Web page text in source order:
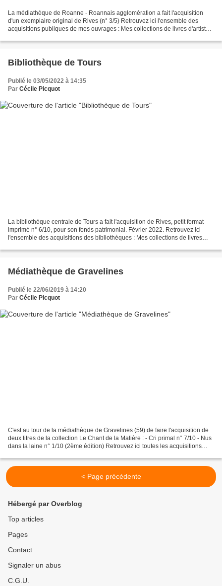
La médiathèque de Roanne - Roannais agglomération a fait l'acquisition
d'un exemplaire original de Rives (n° 3/5) Retrouvez ici l'ensemble des
acquisitions publiques de mes ouvrages : Mes collections de livres d'artiste
Bibliothèque de Tours
Publié le 03/05/2022 à 14:35
Par Cécile Picquot
La bibliothèque centrale de Tours a fait l'acquisition de Rives, petit format
imprimé n° 6/10, pour son fonds patrimonial. Février 2022. Retrouvez ici
l'ensemble des acquisitions des bibliothèques : Mes collections de livres
Médiathèque de Gravelines
Publié le 22/06/2019 à 14:20
Par Cécile Picquot
C'est au tour de la médiathèque de Gravelines (59) de faire l'acquisition de
deux titres de la collection Le Chant de la Matière : - Cri primal n° 7/10 - Nus
dans la laine n° 1/10 (2ème édition) Retrouvez ici toutes les acquisitions
< Page précédente
Hébergé par Overblog
Top articles
Pages
Contact
Signaler un abus
C.G.U.